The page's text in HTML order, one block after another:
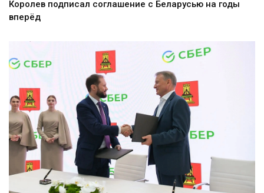
Королев подписал соглашение с Беларусью на годы
вперёд